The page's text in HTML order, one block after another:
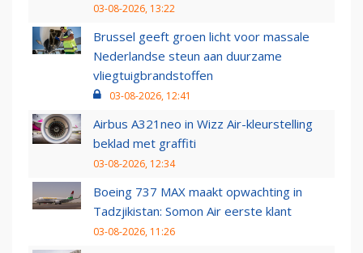
03-08-2026, 13:22
Brussel geeft groen licht voor massale
Nederlandse steun aan duurzame
vliegtuigbrandstoffen
03-08-2026, 12:41
Airbus A321neo in Wizz Air-kleurstelling
beklad met graffiti
03-08-2026, 12:34
Boeing 737 MAX maakt opwachting in
Tadzjikistan: Somon Air eerste klant
03-08-2026, 11:26